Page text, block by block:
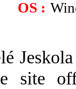
OS :
site